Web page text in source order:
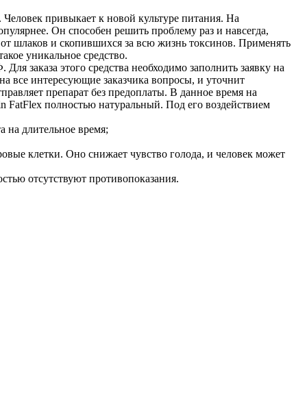
привыкает к новой культуре питания. На
Он способен решить проблему раз и навсегда,
шлаков и скопившихся за всю жизнь токсинов. Применять
уникальное средство.
заказа этого средства необходимо заполнить заявку на
все интересующие заказчика вопросы, и уточнит
препарат без предоплаты. В данное время на
FatFlex полностью натуральный. Под его воздействием
длительное время;
клетки. Оно снижает чувство голода, и человек может
отсутствуют противопоказания.